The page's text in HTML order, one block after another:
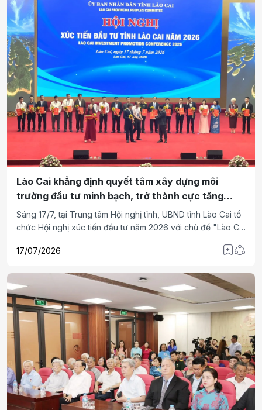
Lào Cai khẳng định quyết tâm xây dựng môi
trường đầu tư minh bạch, trở thành cực tăng
trưởng mới của vùng
Sáng 17/7, tại Trung tâm Hội nghị tỉnh, UBND tỉnh Lào Cai tổ
chức Hội nghị xúc tiến đầu tư năm 2026 với chủ đề "Lào Cai
có đồng chí Hồ Quốc Dũng - Ủy viên Ban Chấp hành Trung
bộ, ngành Trung ương; đại sứ các quốc gia; lãnh đạo các
tỉnh Hải Phòng, T.P Hồ Chí Minh, Quảng Ninh, Ninh Bình,
Thái Nguyên, Lai Châu, Điện Biên, Sơn La, Phú Thọ, Tuyên
Quang; đại diện các tổ chức quốc tế; đại diện cộng đồng
doanh nghiệp, các nhà đầu tư trong nước và quốc tế.
17/07/2026